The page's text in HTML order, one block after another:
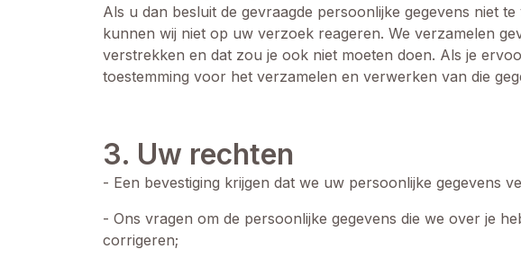
Als u dan besluit de gevraagde persoonlijke gegevens niet
kunnen wij niet op uw verzoek reageren. We verzamelen
verstrekken en dat zou je ook niet moeten doen. Als je
toestemming voor het verzamelen en verwerken van die
3. Uw rechten
- Een bevestiging krijgen dat we uw persoonlijke gegevens
- Ons vragen om de persoonlijke gegevens die we over je
corrigeren;